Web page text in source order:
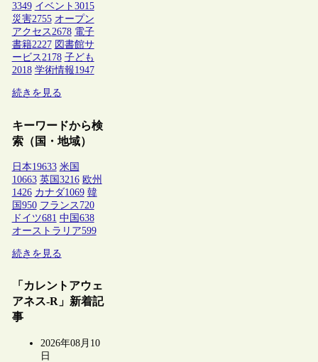
3349 イベント 3015
災害2755 オープン
アクセス2678 電子
書籍2227 図書館サ
ービス2178 子ども
2018 学術情報1947
続きを見る
キーワードから検
索（国・地域）
日本19633 米国
10663 英国 3216 欧州
1426 カナダ1069 韓
国 950 フランス 720
ドイツ681 中国 638
オーストラリア599
続きを見る
「カレントアウェ
アネス-R」新着記
事
2026年08月10
日